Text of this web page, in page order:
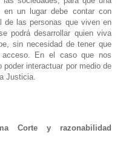
en un lugar debe contar con
de las personas que viven en
podrá desarrollar quien viva
sin necesidad de tener que
En el caso que nos
interactuar por medio de
Justicia.
Corte y razonabilidad